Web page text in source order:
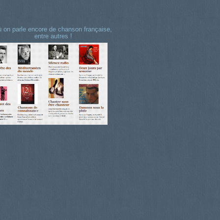
on parle encore de chanson française,
entre autres !